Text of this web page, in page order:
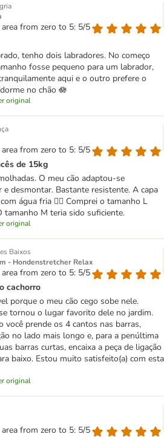
from zero to 5: 5/5
tenho dois labradores. No começo
fosse pequeno para um labrador,
aqui e o outro prefere o
no chão 🪷
original
from zero to 5: 5/5
de 15kg
O meu cão adaptou-se
e desmontar. Bastante resistente. A capa
água fria 👌🏻 Comprei o tamanho L
tamanho M teria sido suficiente.
original
Baixos
- Hondenstretcher Relax
from zero to 5: 5/5
cachorro
porque o meu cão cego sobe nele.
tornou o lugar favorito dele no jardim.
você prende os 4 cantos nas barras,
no lado mais longo e, para a penúltima
barras curtas, encaixa a peça de ligação
baixo. Estou muito satisfeito(a) com esta
original
from zero to 5: 5/5